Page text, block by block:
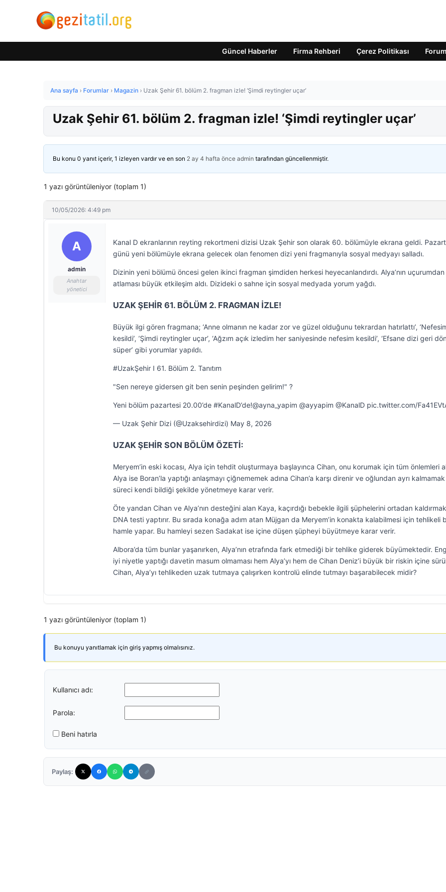
Güncel Haberler Firma Rehberi Çerez Politikası Forum
Ana sayfa › Forumlar › Magazin › Uzak Şehir 61. bölüm 2. fragman izle! ‘Şimdi reytingler uçar’
Uzak Şehir 61. bölüm 2. fragman izle! ‘Şimdi reytingler uçar’
Bu konu 0 yanıt içerir, 1 izleyen vardır ve en son 2 ay 4 hafta önce admin tarafından güncellenmiştir.
1 yazı görüntüleniyor (toplam 1)
10/05/2026: 4:49 pm
A
admin
Anahtar
yönetici
Kanal D ekranlarının reyting rekortmeni dizisi Uzak Şehir son olarak 60. bölümüyle ekrana geldi.
günü yeni bölümüyle ekrana gelecek olan fenomen dizi yeni fragmanıyla sosyal medyayı salladı.
Dizinin yeni bölümü öncesi gelen ikinci fragman şimdiden herkesi heyecanlandırdı. Alya’nın uçurumdan
atlaması büyük etkileşim aldı. Dizideki o sahne için sosyal medyada yorum yağdı.
UZAK ŞEHİR 61. BÖLÜM 2. FRAGMAN İZLE!
Büyük ilgi gören fragmana; ‘Anne olmanın ne kadar zor ve güzel olduğunu tekrardan hatırlattı’,
kesildi’, ‘Şimdi reytingler uçar’, ‘Ağzım açık izledim her saniyesinde nefesim kesildi’, ‘Efsane dizi geri
süper’ gibi yorumlar yapıldı.
#UzakŞehir I 61. Bölüm 2. Tanıtım
"Sen nereye gidersen git ben senin peşinden gelirim!" ?
Yeni bölüm pazartesi 20.00’de #KanalD’de!@ayna_yapim @ayyapim @KanalD pic.twitter.com/
— Uzak Şehir Dizi (@Uzaksehirdizi) May 8, 2026
UZAK ŞEHİR SON BÖLÜM ÖZETİ:
Meryem’in eski kocası, Alya için tehdit oluşturmaya başlayınca Cihan, onu korumak için tüm önlemleri
Alya ise Boran’la yaptığı anlaşmayı çiğnememek adına Cihan’a karşı direnir ve oğlundan ayrı
süreci kendi bildiği şekilde yönetmeye karar verir.
Öte yandan Cihan ve Alya’nın desteğini alan Kaya, kaçırdığı bebekle ilgili şüphelerini ortadan
DNA testi yaptırır. Bu sırada konağa adım atan Müjgan da Meryem’in konakta kalabilmesi için tehlikeli
hamle yapar. Bu hamleyi sezen Sadakat ise içine düşen şüpheyi büyütmeye karar verir.
Albora’da tüm bunlar yaşanırken, Alya’nın etrafında fark etmediği bir tehlike giderek büyümektedir.
iyi niyetle yaptığı davetin masum olmaması hem Alya’yı hem de Cihan Deniz’i büyük bir riskin içine
Cihan, Alya’yı tehlikeden uzak tutmaya çalışırken kontrolü elinde tutmayı başarabilecek midir?
1 yazı görüntüleniyor (toplam 1)
Bu konuyu yanıtlamak için giriş yapmış olmalısınız.
Kullanıcı adı:
Parola:
Beni hatırla
Paylaş: